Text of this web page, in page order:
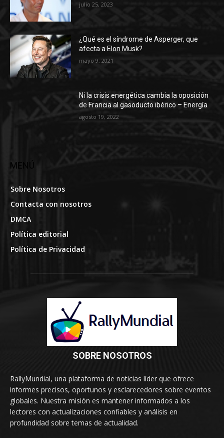
julio 25, 2023
¿Qué es el síndrome de Asperger, que
afecta a Elon Musk?
mayo 9, 2021
Ni la crisis energética cambia la oposición
de Francia al gasoducto ibérico – Energía
agosto 19, 2022
MENÚ
Sobre Nosotros
Contacta con nosotros
DMCA
Política editorial
Política de Privacidad
SOBRE NOSOTROS
RallyMundial, una plataforma de noticias líder que ofrece
informes precisos, oportunos y esclarecedores sobre eventos
globales. Nuestra misión es mantener informados a los
lectores con actualizaciones confiables y análisis en
profundidad sobre temas de actualidad.